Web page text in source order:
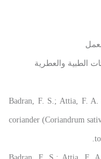
الطبية والعطرية
Badran, F. S.; Attia, F. A.
coriander (Coriandrum